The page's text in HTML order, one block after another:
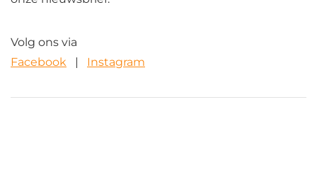
Volg ons via
Facebook
Instagram